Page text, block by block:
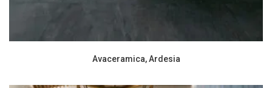
Avaceramica, Ardesia